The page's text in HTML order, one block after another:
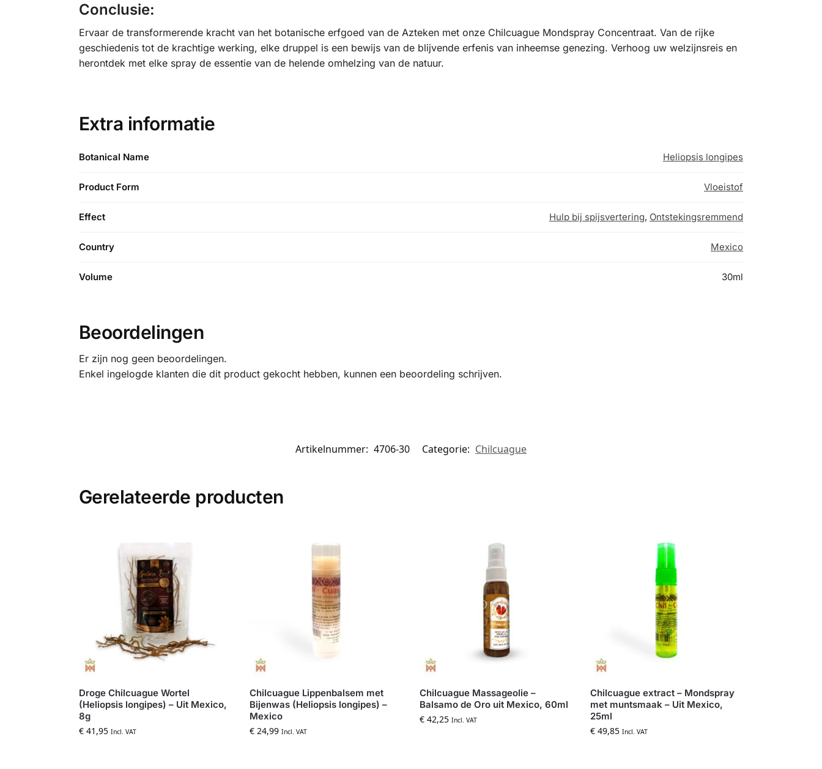
Conclusie:
Ervaar de transformerende kracht van het botanische erfgoed van de Azteken met onze Chilcuague Mondspray Concentraat. Van de rijke
geschiedenis tot de krachtige werking, elke druppel is een bewijs van de blijvende erfenis van inheemse genezing. Verhoog uw welzijnsreis en
herontdek met elke spray de essentie van de helende omhelzing van de natuur.
Extra informatie
Botanical Name Heliopsis longipes
Product Form Vloeistof
Effect Hulp bij spijsvertering, Ontstekingsremmend
Country Mexico
Volume 30ml
Beoordelingen
Er zijn nog geen beoordelingen.
Enkel ingelogde klanten die dit product gekocht hebben, kunnen een beoordeling schrijven.
Artikelnummer: 4706-30 Categorie: Chilcuague
Gerelateerde producten
Droge Chilcuague Wortel
(Heliopsis longipes) – Uit Mexico,
8g
€41,95 Incl. VAT
Chilcuague Lippenbalsem met
Bijenwas (Heliopsis longipes) –
Mexico
€24,99 Incl. VAT
Chilcuague Massageolie –
Balsamo de Oro uit Mexico, 60ml
€ 42,25 Incl. VAT
Chilcuague extract – Mondspray
met muntsmaak – Uit Mexico,
25ml
€ 49,85 Incl. VAT